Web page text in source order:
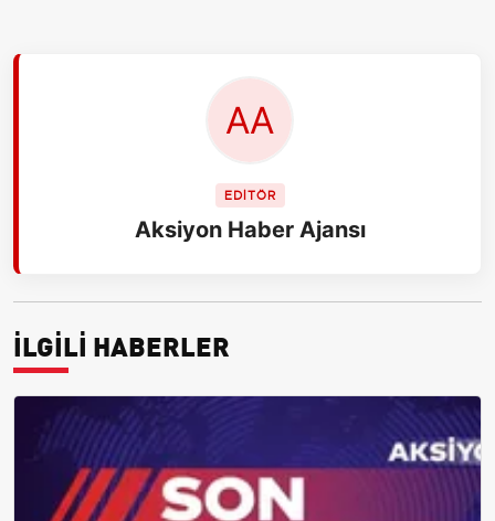
EDİTÖR
Aksiyon Haber Ajansı
İLGİLİ HABERLER